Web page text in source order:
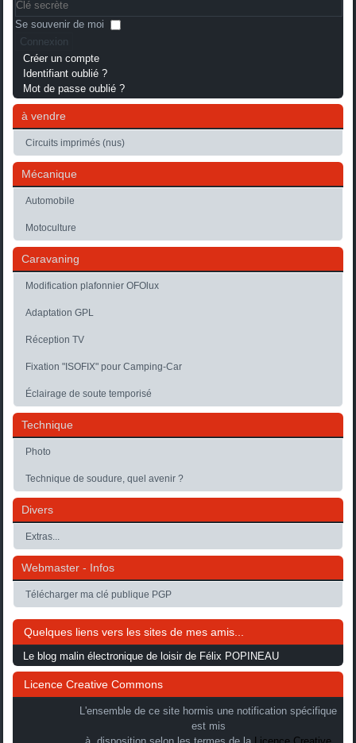
Se souvenir de moi
Connexion
Créer un compte
Identifiant oublié ?
Mot de passe oublié ?
à vendre
Circuits imprimés (nus)
Mécanique
Automobile
Motoculture
Caravaning
Modification plafonnier OFOlux
Adaptation GPL
Réception TV
Fixation "ISOFIX" pour Camping-Car
Éclairage de soute temporisé
Technique
Photo
Technique de soudure, quel avenir ?
Divers
Extras...
Webmaster - Infos
Télécharger ma clé publique PGP
Quelques liens vers les sites de mes amis...
Le blog malin électronique de loisir de Félix POPINEAU
Licence Creative Commons
L'ensemble de ce site hormis une notification spécifique
est mis